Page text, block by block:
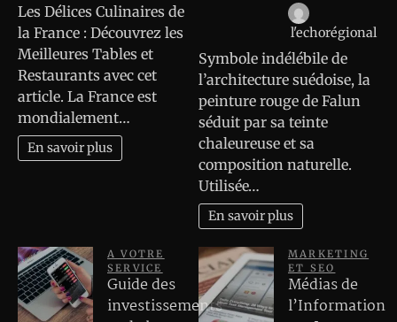
Les Délices Culinaires de
la France : Découvrez les
Meilleures Tables et
Restaurants avec cet
article. La France est
mondialement…
En savoir plus
l'echorégional
Symbole indélébile de
l’architecture suédoise, la
peinture rouge de Falun
séduit par sa teinte
chaleureuse et sa
composition naturelle.
Utilisée…
En savoir plus
A VOTRE
SERVICE
Guide des
investissements
MARKETING
ET SEO
Médias de
l’Information